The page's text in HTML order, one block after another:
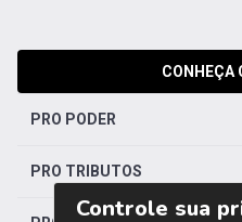
CONHEÇA
PRO PODER
PRO TRIBUTOS